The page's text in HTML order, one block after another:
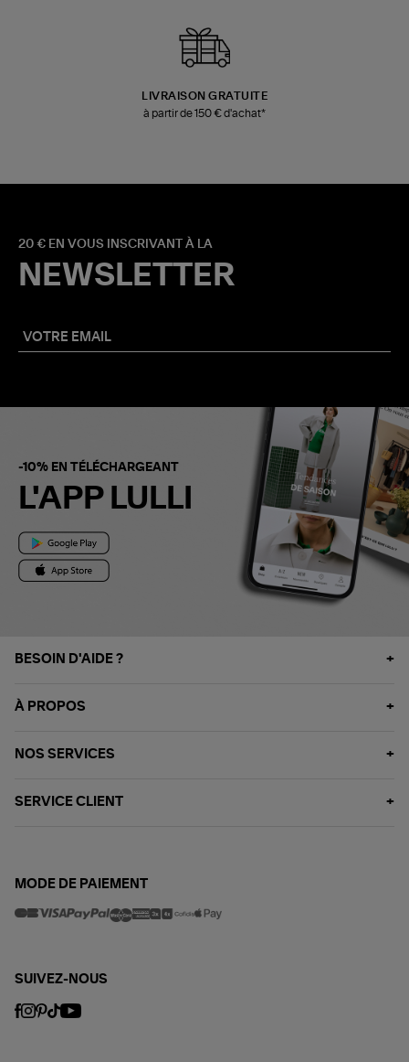
LIVRAISON GRATUITE
à partir de 150 € d'achat*
20 € EN VOUS INSCRIVANT À LA
NEWSLETTER
-10% EN TÉLÉCHARGEANT
L'APP LULLI
BESOIN D'AIDE ?
À PROPOS
NOS SERVICES
SERVICE CLIENT
MODE DE PAIEMENT
SUIVEZ-NOUS